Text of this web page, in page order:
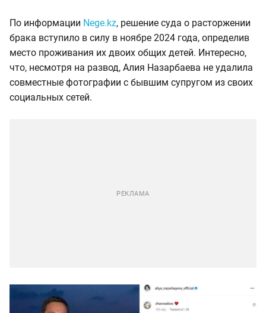
По информации Nege.kz, решение суда о расторжении
брака вступило в силу в ноябре 2024 года, определив
место проживания их двоих общих детей. Интересно,
что, несмотря на развод, Алия Назарбаева не удалила
совместные фотографии с бывшим супругом из своих
социальных сетей.